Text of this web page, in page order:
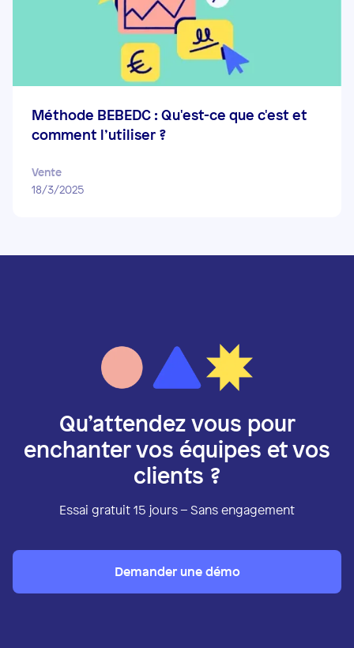
Méthode BEBEDC : Qu'est-ce que c'est et
comment l’utiliser ?
Vente
18/3/2025
Qu’attendez vous pour
enchanter vos équipes et vos
clients ?
Essai gratuit 15 jours – Sans engagement
Demander une démo